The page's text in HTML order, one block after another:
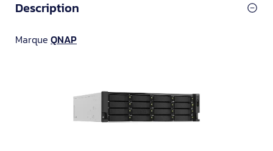
Description
Marque QNAP